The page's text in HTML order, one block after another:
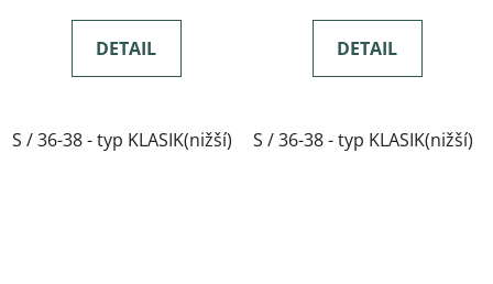
DETAIL
S / 36-38 - typ KLASIK(nižší) M / 39-41- typ KLASIK(nižší)
DETAIL
S / 36-38 - typ KLASIK(nižší)